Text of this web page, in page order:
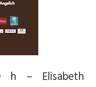
– Elisabeth